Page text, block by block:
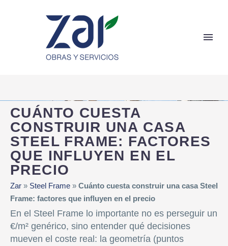
CUÁNTO CUESTA
CONSTRUIR UNA CASA
STEEL FRAME: FACTORES
QUE INFLUYEN EN EL
PRECIO
Zar » Steel Frame » Cuánto cuesta construir una casa Steel
Frame: factores que influyen en el precio
En el Steel Frame lo importante no es perseguir un
€/m² genérico, sino entender qué decisiones
mueven el coste real: la geometría (puntos